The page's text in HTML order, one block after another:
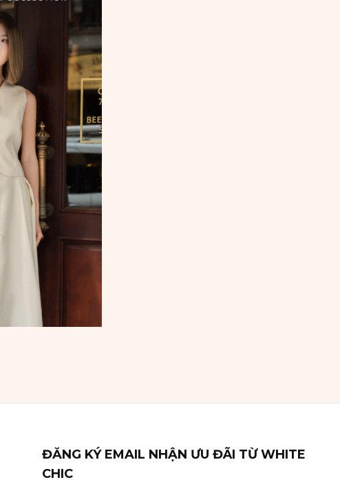
ĐĂNG KÝ EMAIL NHẬN ƯU ĐÃI TỪ WHITE
CHIC